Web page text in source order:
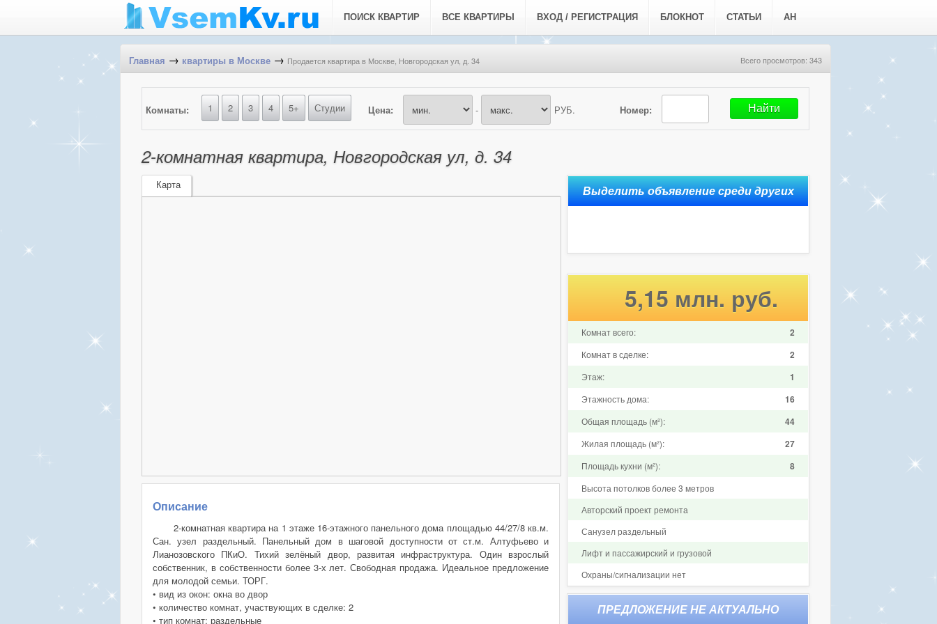
ПОИСК КВАРТИР ВСЕ КВАРТИРЫ ВХОД / РЕГИСТРАЦИЯ БЛОКНОТ СТАТЬИ АН
Главная → квартиры в Москве → Продается квартира в Москве, Новгородская ул, д. 34 Всего просмотров: 343
Номер:
Комнаты: 1 2 3 4 5+ Студии Цена: - РУБ.
2-комнатная квартира, Новгородская ул, д. 34
Карта
Описание
2-комнатная квартира на 1 этаже 16-этажного панельного дома площадью 44/27/8 кв.м.
Сан. узел раздельный. Панельный дом в шаговой доступности от ст.м. Алтуфьево и
Лианозовского ПКиО. Тихий зелёный двор, развитая инфраструктура. Один взрослый
собственник, в собственности более 3-х лет. Свободная продажа. Идеальное предложение
для молодой семьи. ТОРГ.
• вид из окон: окна во двор
• количество комнат, участвующих в сделке: 2
• тип комнат: раздельные
5,15 млн. руб.
Комнат всего: 2
Комнат в сделке: 2
Этаж: 1
Этажность дома: 16
Общая площадь (м²): 44
Жилая площадь (м²): 27
Площадь кухни (м²): 8
Высота потолков более 3 метров
Авторский проект ремонта
Санузел раздельный
Лифт и пассажирский и грузовой
Охраны/сигнализации нет